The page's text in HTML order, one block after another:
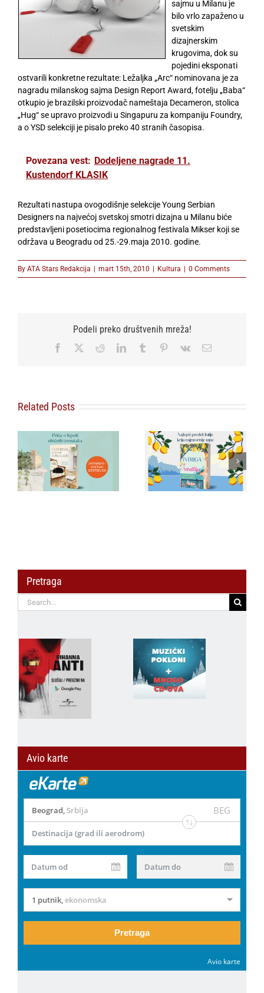
sajmu u Milanu je
bilo vrlo zapaženo u
svetskim
dizajnerskim
krugovima, dok su
pojedini eksponati
ostvarili konkretne rezultate: Ležaljka „Arc“ nominovana je za
nagradu milanskog sajma Design Report Award, fotelju „Baba“
otkupio je brazilski proizvodač nameštaja Decameron, stolica
„Hug“ se upravo proizvodi u Singapuru za kompaniju Foundry,
a o YSD selekciji je pisalo preko 40 stranih časopisa.
Povezana vest: Dodeljene nagrade 11.
Kustendorf KLASIK
Rezultati nastupa ovogodišnje selekcije Young Serbian
Designers na najvećoj svetskoj smotri dizajna u Milanu biće
predstavljeni posetiocima regionalnog festivala Mikser koji se
održava u Beogradu od 25.-29.maja 2010. godine.
By ATA Stars Redakcija | mart 15th, 2010 | Kultura | 0 Comments
Podeli preko društvenih mreža!
Facebook RedditLinkedInTumblr Pinterest
Vk Email
Related Posts
Agata Kristi na
italijanski način:
Ovaj triler hit je leta!
Misteriozno delo
koje je postalo
najtraženiji
kolekcionarski
primerak –
Pretraga
Search
for:
Avio karte
Beograd, Srbija BEG
Destinacija (grad ili aerodrom)
Datum od Datum do
1 putnik,ekonomska
Pretraga
Avio karte